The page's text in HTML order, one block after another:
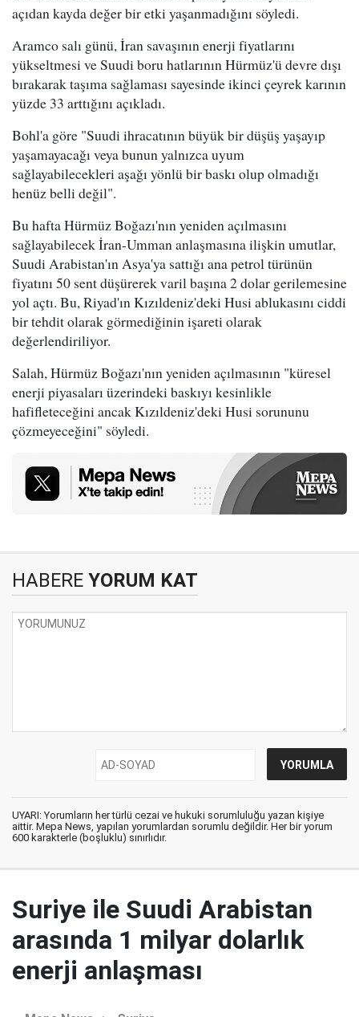
açıdan kayda değer bir etki yaşanmadığını söyledi.
Aramco salı günü, İran savaşının enerji fiyatlarını
yükseltmesi ve Suudi boru hatlarının Hürmüz'ü devre dışı
bırakarak taşıma sağlaması sayesinde ikinci çeyrek karının
yüzde 33 arttığını açıkladı.
Bohl'a göre "Suudi ihracatının büyük bir düşüş yaşayıp
yaşamayacağı veya bunun yalnızca uyum
sağlayabilecekleri aşağı yönlü bir baskı olup olmadığı
henüz belli değil".
Bu hafta Hürmüz Boğazı'nın yeniden açılmasını
sağlayabilecek İran-Umman anlaşmasına ilişkin umutlar,
Suudi Arabistan'ın Asya'ya sattığı ana petrol türünün
fiyatını 50 sent düşürerek varil başına 2 dolar gerilemesine
yol açtı. Bu, Riyad'ın Kızıldeniz'deki Husi ablukasını ciddi
bir tehdit olarak görmediğinin işareti olarak
değerlendiriliyor.
Salah, Hürmüz Boğazı'nın yeniden açılmasının "küresel
enerji piyasaları üzerindeki baskıyı kesinlikle
hafifleteceğini ancak Kızıldeniz'deki Husi sorununu
çözmeyeceğini" söyledi.
HABERE YORUM KAT
UYARI: Yorumların her türlü cezai ve hukuki sorumluluğu yazan kişiye
aittir. Mepa News, yapılan yorumlardan sorumlu değildir. Her bir yorum
600 karakterle (boşluklu) sınırlıdır.
Suriye ile Suudi Arabistan
arasında 1 milyar dolarlık
enerji anlaşması